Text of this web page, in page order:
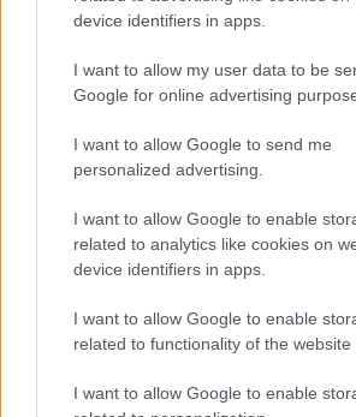
device identifiers in apps.
I want to allow my user data to be
Google for online advertising
I want to allow Google to send me
personalized advertising.
I want to allow Google to enable
related to analytics like cookies on
device identifiers in apps.
I want to allow Google to enable
related to functionality of the website
I want to allow Google to enable